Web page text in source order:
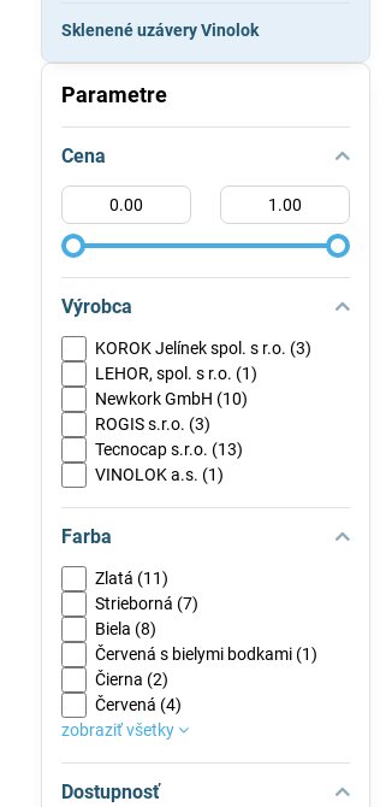
Parametre
Cena
Od:
Do:
Výrobca
KOROK Jelínek spol. s r.o. (3)
LEHOR, spol. s r.o. (1)
Newkork GmbH (10)
ROGIS s.r.o. (3)
Tecnocap s.r.o. (13)
VINOLOK a.s. (1)
Farba
Zlatá (11)
Strieborná (7)
Biela (8)
Červená s bielymi bodkami (1)
Čierna (2)
Červená (4)
zobraziť všetky
Dostupnosť
Sklenené uzávery Vinolok